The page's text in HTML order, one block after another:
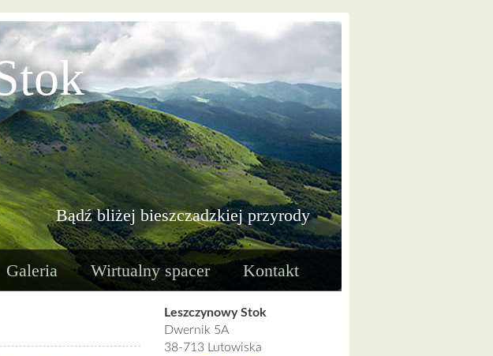
Bądź bliżej bieszczadzkiej przyrody
Galeria Wirtualny spacer Kontakt
Leszczynowy Stok
Dwernik 5A
38-713 Lutowiska